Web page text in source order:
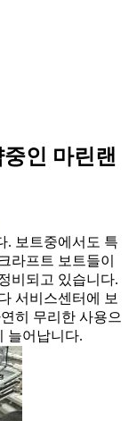
인 마린랜
. 보트중에서도 특
라프트 보트들이
비되고 있습니다.
서비스센터에 보
히 무리한 사용으
이 늘어납니다.